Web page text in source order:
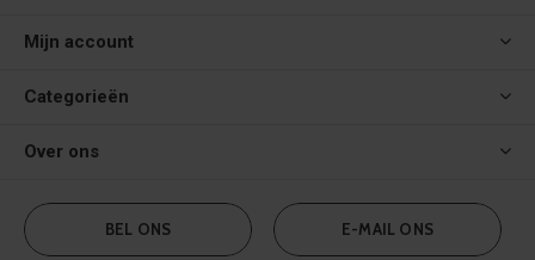
Mijn account
Categorieën
Over ons
BEL ONS E-MAIL ONS